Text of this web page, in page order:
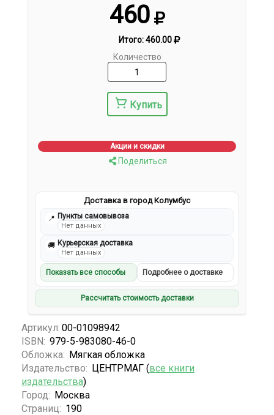
460
Итого:460.00
Количество
Купить
Акции и скидки
Поделиться
Доставка в город Колумбус
📍 Пункты самовывоза
Нет данных
🚚 Курьерская доставка
Нет данных
Показать все способы Подробнее о доставке
Рассчитать стоимость доставки
Артикул: 00-01098942
ISBN: 979-5-983080-46-0
Обложка: Мягкая обложка
Издательство: ЦЕНТРМАГ (все книги
издательства)
Город: Москва
Страниц: 190